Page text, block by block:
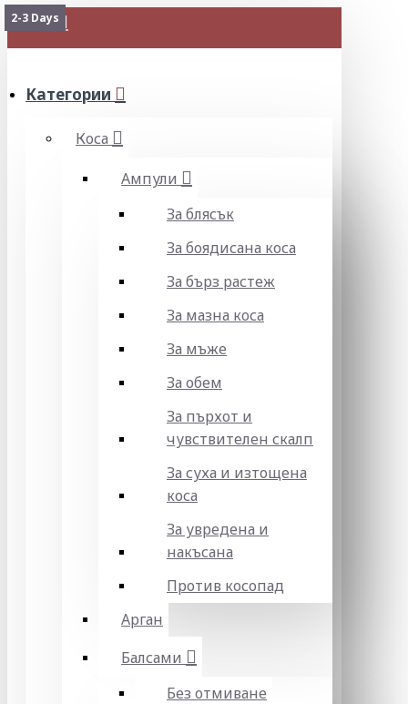
МЕНЮ
Категории
Коса
Ампули
За блясък
За боядисана коса
За бърз растеж
За мазна коса
За мъже
За обем
За пърхот и
чувствителен скалп
За суха и изтощена
коса
За увредена и
накъсана
Против косопад
Арган
Балсами
Без отмиване
2-3 Days